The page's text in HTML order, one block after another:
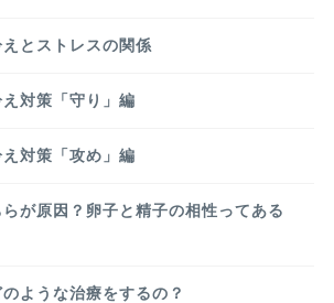
とストレスの関係
対策「守り」編
対策「攻め」編
が原因？卵子と精子の相性ってある
ような治療をするの？